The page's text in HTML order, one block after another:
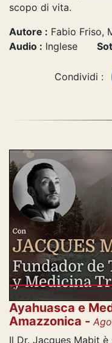
scopo di vita.
Autore : Fabio Friso,
Audio : Inglese
Condividi :
Ayahuasca e
Amazzonica -
Il Dr. Jacques Mabit